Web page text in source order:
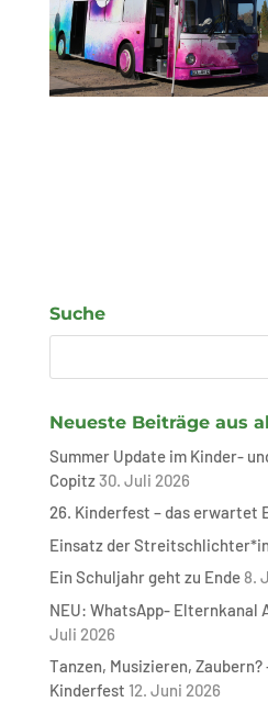
Suche
Neueste Beiträge aus
Summer Update im Kinder-
Copitz30. Juli 2026
26. Kinderfest – das erwartet
Einsatz der
Ein Schuljahr geht zu Ende 8.
NEU: WhatsApp- Elternkanal
Juli 2026
Tanzen, Musizieren, Zaubern?
Kinderfest 12. Juni 2026